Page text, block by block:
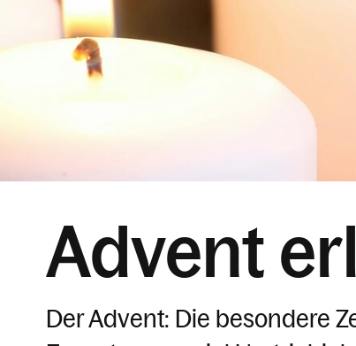
Advent
Der Advent: Die besondere